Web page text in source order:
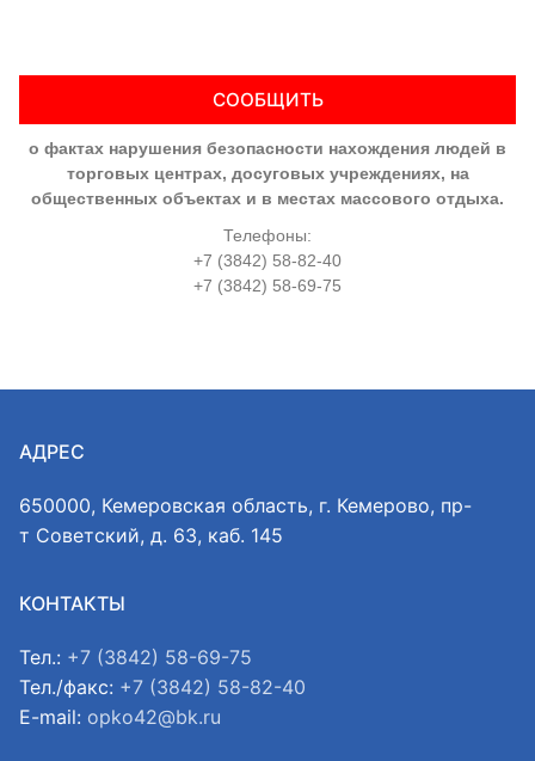
СООБЩИТЬ
о фактах нарушения безопасности нахождения людей в
торговых центрах, досуговых учреждениях, на
общественных объектах и в местах массового отдыха.
Телефоны:
+7 (3842) 58-82-40
+7 (3842) 58-69-75
АДРЕС
650000, Кемеровская область, г. Кемерово, пр-
т Советский, д. 63, каб. 145
КОНТАКТЫ
Тел.: +7 (3842) 58-69-75
Тел./факс: +7 (3842) 58-82-40
E-mail: opko42@bk.ru